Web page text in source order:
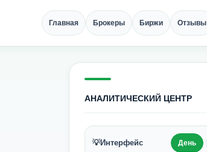
Главная Брокеры Биржи Отзывы
АНАЛИТИЧЕСКИЙ ЦЕНТР
💡Интерфейс День